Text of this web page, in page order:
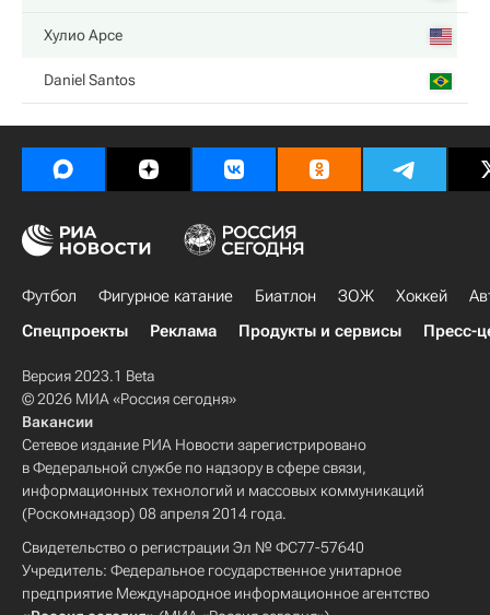
Хулио Арсе
Daniel Santos
Футбол Фигурное катание Биатлон ЗОЖ Хоккей
Спецпроекты
Реклама Продукты и сервисы Пресс-
Версия 2023.1 Beta
© 2026 МИА «Россия сегодня»
Вакансии
Сетевое издание РИА Новости зарегистрировано
в Федеральной службе по надзору в сфере связи,
информационных технологий и массовых коммуникаций
(Роскомнадзор) 08 апреля 2014 года.
Свидетельство о регистрации Эл № ФС77-57640
Учредитель: Федеральное государственное унитарное
предприятие Международное информационное агентство